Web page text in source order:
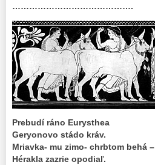
…………………………………….
Prebudí ráno Eurysthea
Geryonovo stádo kráv.
Mriavka- mu zimo- chrbtom behá –
Hérakla zazrie opodiaľ.